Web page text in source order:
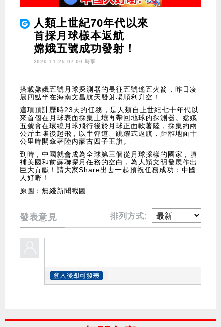
人類上世紀70年代以來
首採月球樣本返航
嫦娥五號成功發射！
2020.11.25 07:00 時事
搭載嫦娥五號月球探測器的長征五號遙五火箭，昨日凌
晨四點半在海南文昌航天發射場順利升空！
這項預計歷時23天的任務，是人類自上世紀七十年代以
來首個在月球表面採集土壤再帶回地球的探測器。嫦娥
五號會在環繞月球飛行後於月球正面軟著陸，採集約兩
公斤土壤後起飛，以半彈道、跳躍式返航，距離地面十
公里時開傘著陸內蒙古四子王旗。
到時，中國就會成為全球第三個從月球採樣的國家，填
補美國和前蘇聯探月任務的空白，為人類文明發展作出
巨大貢獻！請大家Share出去一起預祝任務成功：中國
人好嘢！
原圖：無綫新聞截圖
發表意見 排列方式: